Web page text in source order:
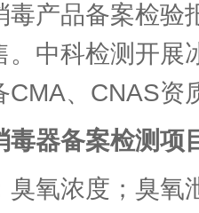
毒产品备案检验
。中科检测开展
CMA、CNAS资
毒器备案检测项
臭氧浓度；臭氧